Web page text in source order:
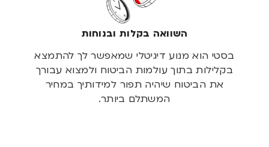
השוואה בקלות ובנוחות
בסטי הוא מנוע דיגיטלי שמאפשר לך להתמצא
בקלילות בתוך עולמות הביטוח ולמצוא עבורך
את הביטוח שיהיה תפור למידותיך במחיר
המשתלם ביותר.